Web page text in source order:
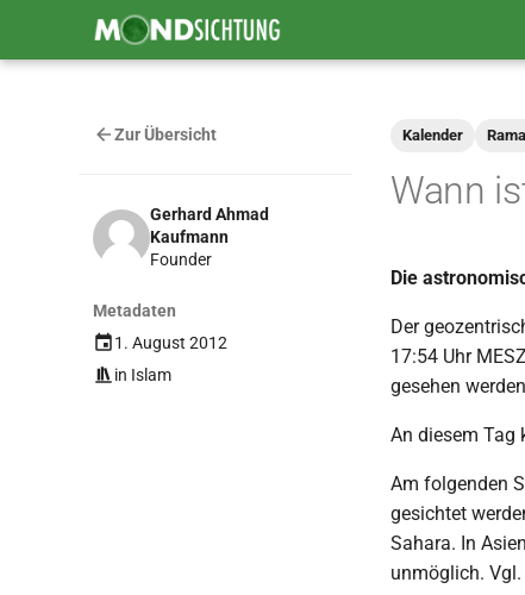
Zur Übersicht
Gerhard Ahmad
Kaufmann
Founder
Metadaten
1. August 2012
in Islam
Kalender
Wann
Die
Der
17:54 Uhr
gesehen
An diesem Tag
Am folgenden
gesichtet
Sahara. In
unmöglich.